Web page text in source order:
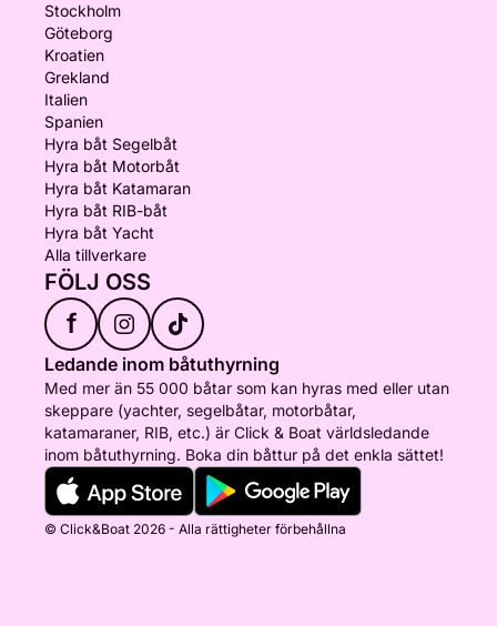
Stockholm
Göteborg
Kroatien
Grekland
Italien
Spanien
Hyra båt Segelbåt
Hyra båt Motorbåt
Hyra båt Katamaran
Hyra båt RIB-båt
Hyra båt Yacht
Alla tillverkare
FÖLJ OSS
f
Ledande inom båtuthyrning
Med mer än 55 000 båtar som kan hyras med eller utan
skeppare (yachter, segelbåtar, motorbåtar,
katamaraner, RIB, etc.) är Click & Boat världsledande
inom båtuthyrning. Boka din båttur på det enkla sättet!
© Click&Boat 2026 - Alla rättigheter förbehållna